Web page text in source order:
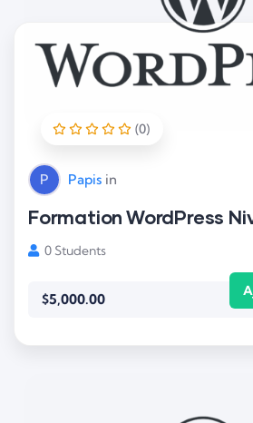
(0)
P Papis in
Formation WordPress
0 Students
$5,000.00